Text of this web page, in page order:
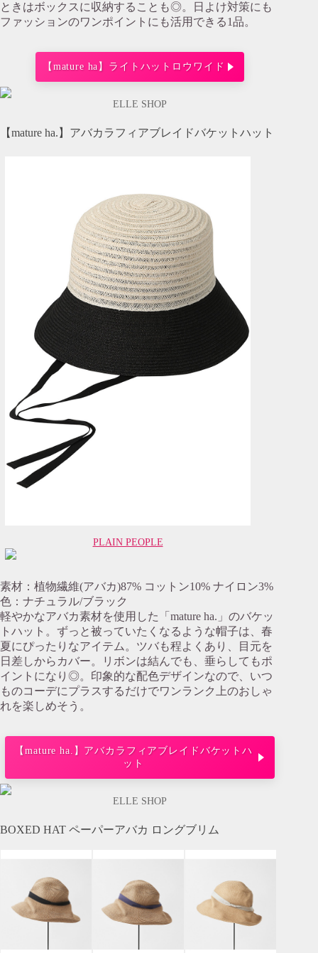
ときはボックスに収納することも◎。日よけ対策にも
ファッションのワンポイントにも活用できる1品。
【mature ha】ライトハットロウワイド
ELLE SHOP
【mature ha.】アバカラフィアブレイドバケットハット
PLAIN PEOPLE
素材：植物繊維(アバカ)87% コットン10% ナイロン3%
色：ナチュラル/ブラック
軽やかなアバカ素材を使用した「mature ha.」のバケッ
トハット。ずっと被っていたくなるような帽子は、春
夏にぴったりなアイテム。ツバも程よくあり、目元を
日差しからカバー。リボンは結んでも、垂らしてもポ
イントになり◎。印象的な配色デザインなので、いつ
ものコーデにプラスするだけでワンランク上のおしゃ
れを楽しめそう。
【mature ha.】アバカラフィアブレイドバケットハ
ット
ELLE SHOP
BOXED HAT ペーパーアバカ ロングブリム